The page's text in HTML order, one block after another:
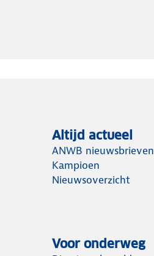
Altijd actueel
ANWB nieuwsbrieven
Kampioen
Nieuwsoverzicht
Voor onderweg